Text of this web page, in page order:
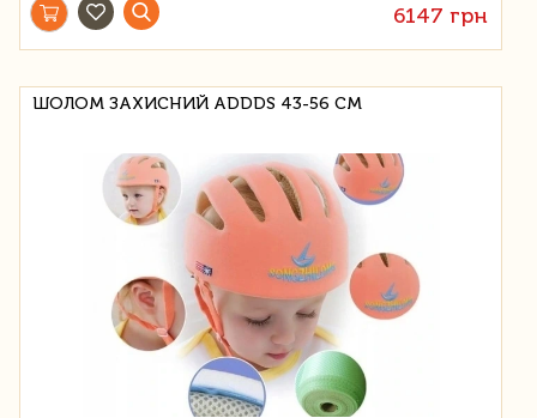
6147 грн
ШОЛОМ ЗАХИСНИЙ ADDDS 43-56 СМ